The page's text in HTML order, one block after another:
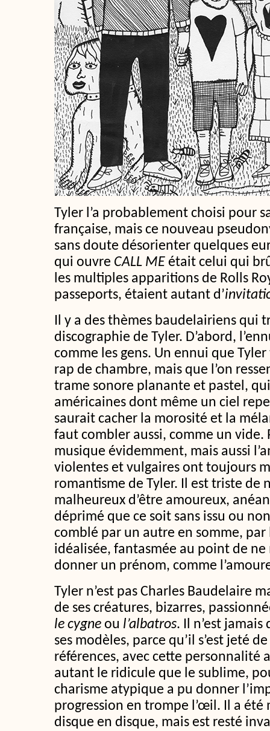
Tyler l’a probablement choisi pour
française, mais ce nouveau
sans doute désorienter quelques
qui ouvre CALL ME était celui qui
les multiples apparitions de Rolls
passeports, étaient autant d’
Il y a des thèmes baudelairiens qui
discographie de Tyler. D’abord,
comme les gens. Un ennui que Tyler
rap de chambre, mais que l’on
trame sonore planante et pastel,
américaines dont même un ciel
saurait cacher la morosité et la
faut combler aussi, comme un vide.
musique évidemment, mais aussi
violentes et vulgaires ont toujours
romantisme de Tyler. Il est triste de
malheureux d’être amoureux,
déprimé que ce soit sans issu ou
comblé par un autre en somme, par
idéalisée, fantasmée au point de
donner un prénom, comme
Tyler n’est pas Charles Baudelaire
de ses créatures, bizarres,
le cygne ou l’albatros. Il n’est
ses modèles, parce qu’il s’est jeté
références, avec cette
autant le ridicule que le sublime,
charisme atypique a pu donner
progression en trompe l’œil. Il a
disque en disque, mais est resté